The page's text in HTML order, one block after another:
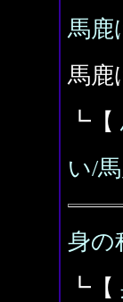
馬鹿
馬鹿
┗【
い/
身の
┗【